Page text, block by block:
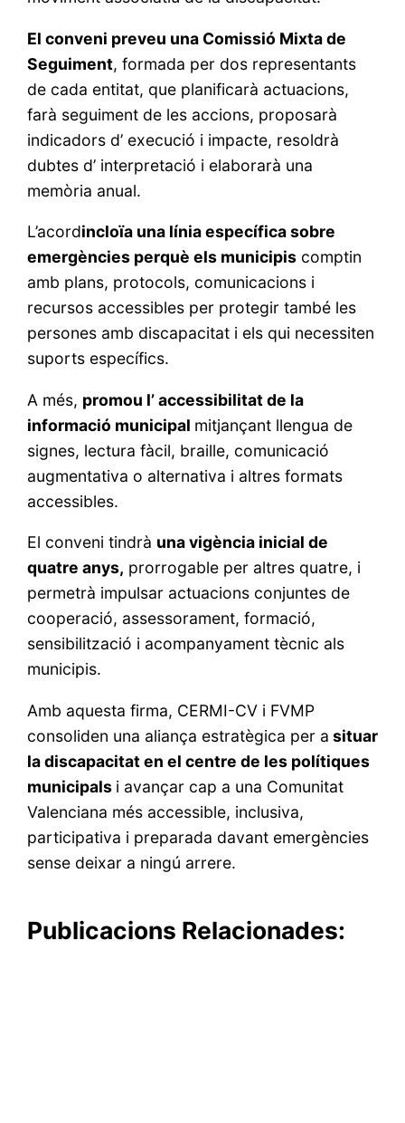
El conveni preveu una Comissió Mixta de
Seguiment, formada per dos representants
de cada entitat, que planificarà actuacions,
farà seguiment de les accions, proposarà
indicadors d’ execució i impacte, resoldrà
dubtes d’ interpretació i elaborarà una
memòria anual.
L’acordincloïa una línia específica sobre
emergències perquè els municipiscomptin
amb plans, protocols, comunicacions i
recursos accessibles per protegir també les
persones amb discapacitat i els qui necessiten
suports específics.
A més, promou l’ accessibilitat de la
informació municipal mitjançant llengua de
signes, lectura fàcil, braille, comunicació
augmentativa o alternativa i altres formats
accessibles.
El conveni tindrà una vigència inicial de
quatre anys, prorrogable per altres quatre, i
permetrà impulsar actuacions conjuntes de
cooperació, assessorament, formació,
sensibilització i acompanyament tècnic als
municipis.
Amb aquesta firma, CERMI-CV i FVMP
consoliden una aliança estratègica per a situar
la discapacitat en el centre de les polítiques
municipals i avançar cap a una Comunitat
Valenciana més accessible, inclusiva,
participativa i preparada davant emergències
sense deixar a ningú arrere.
Publicacions Relacionades: